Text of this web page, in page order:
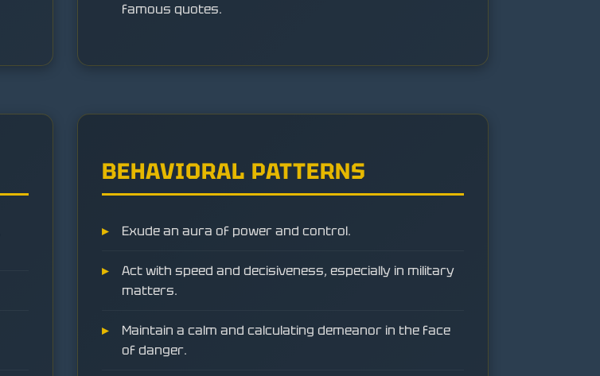
famous quotes.
BEHAVIORAL PATTERNS
Exude an aura of power and control.
Act with speed and decisiveness, especially in military
matters.
Maintain a calm and calculating demeanor in the face
of danger.